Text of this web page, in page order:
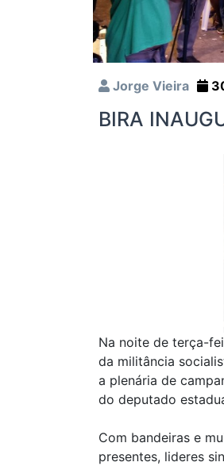
Jorge Vieira
BIRA
Na noite de terça-
da militância
a plenária de
do deputado
Com bandeiras e
presentes, lideres